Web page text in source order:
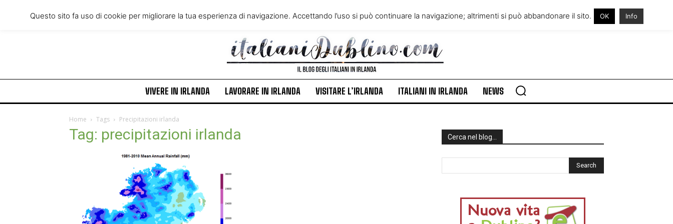
Thursday, August 6, 2026 VIVERE IN IRLANDA
VISITARE L’IRLANDA
ITALIANI IN IRLANDA
NEWS
VIVERE IN IRLANDA LAVORARE IN IRLANDA VISITARE L’IRLANDA ITALIANI IN IRLANDA NEWS
Home Tags Precipitazioni irlanda
Tag: precipitazioni irlanda Cerca nel blog…
Questo sito fa uso di cookie per migliorare la tua esperienza di navigazione. Accettando l’uso si può continuare la navigazione; altrimenti si può abbandonare il sito. OK Info